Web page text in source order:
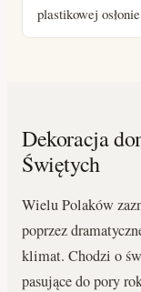
plastikowej
Dekoracja
Świętych
Wielu Polaków
poprzez
klimat. Chodzi o
pasujące do pory